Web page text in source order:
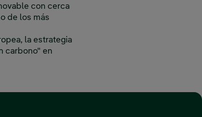
con cerca
de los más
la estrategia
carbono" en